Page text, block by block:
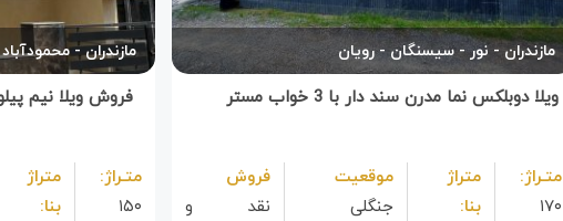
مازندران نور سیسنگان رویان
ویلا دوبلکس نما مدرن سند دار با 3 خواب مستر
متـراژ:
۱۷۰
متراژ
بنا:
موقعیت
جنگلی
فروش
نقد و
مازندران محمودآباد
متـراژ:
۱۵۰
متراژ
بنا: